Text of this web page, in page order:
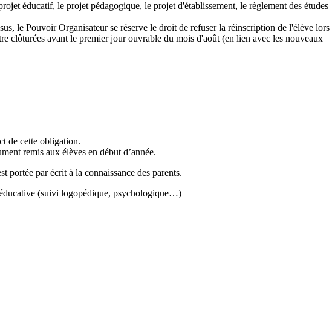
éducatif, le projet pédagogique, le projet d'établissement, le règlement des études
le Pouvoir Organisateur se réserve le droit de refuser la réinscription de l'élève lors
clôturées avant le premier jour ouvrable du mois d'août (en lien avec les nouveaux
de cette obligation.
remis aux élèves en début d’année.
portée par écrit à la connaissance des parents.
éducative (suivi logopédique, psychologique…)